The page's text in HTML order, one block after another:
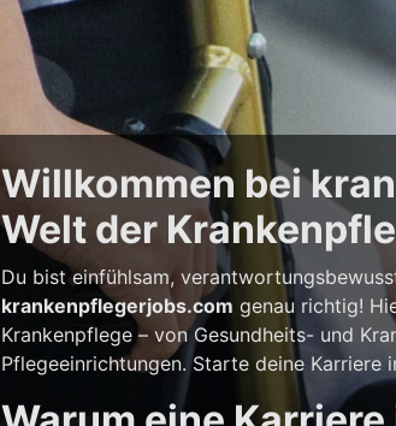
Willkommen bei
Welt der
Du bist einfühlsam,
krankenpflegerjobs.com genau richtig!
Krankenpflege – von Gesundheits- und
Pflegeeinrichtungen. Starte deine